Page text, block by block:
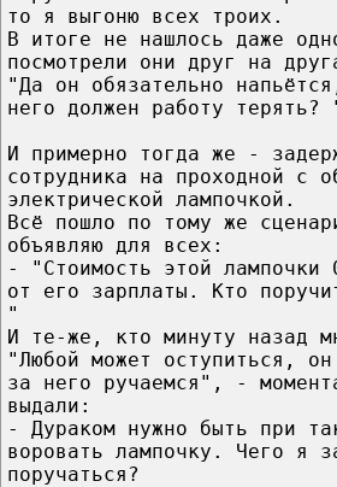
то я выгоню всех троих.
В итоге не нашлось даже
посмотрели они друг на
"Да он обязательно
него должен работу терять?
И примерно тогда же -
сотрудника на проходной с
электрической лампочкой.
Всё пошло по тому же
объявляю для всех:
- "Стоимость этой лампочки
от его зарплаты. Кто
"
И те-же, кто минуту назад
"Любой может оступиться,
за него ручаемся", -
выдали:
- Дураком нужно быть при
воровать лампочку. Чего я
поручаться?